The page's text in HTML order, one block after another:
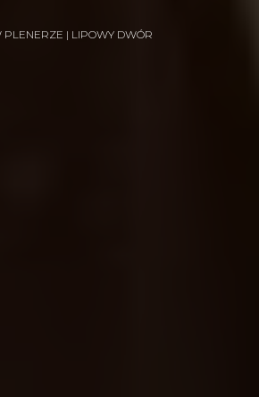
PLENERZE | LIPOWY DWÓR